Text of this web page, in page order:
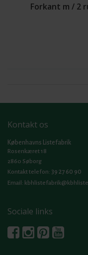
Forkant m / 2
Kontakt os
Københavns Listefabrik
Rosenkæret 18
2860 Søborg
Kontakt telefon: 39 27 60 90
Email:
Sociale links